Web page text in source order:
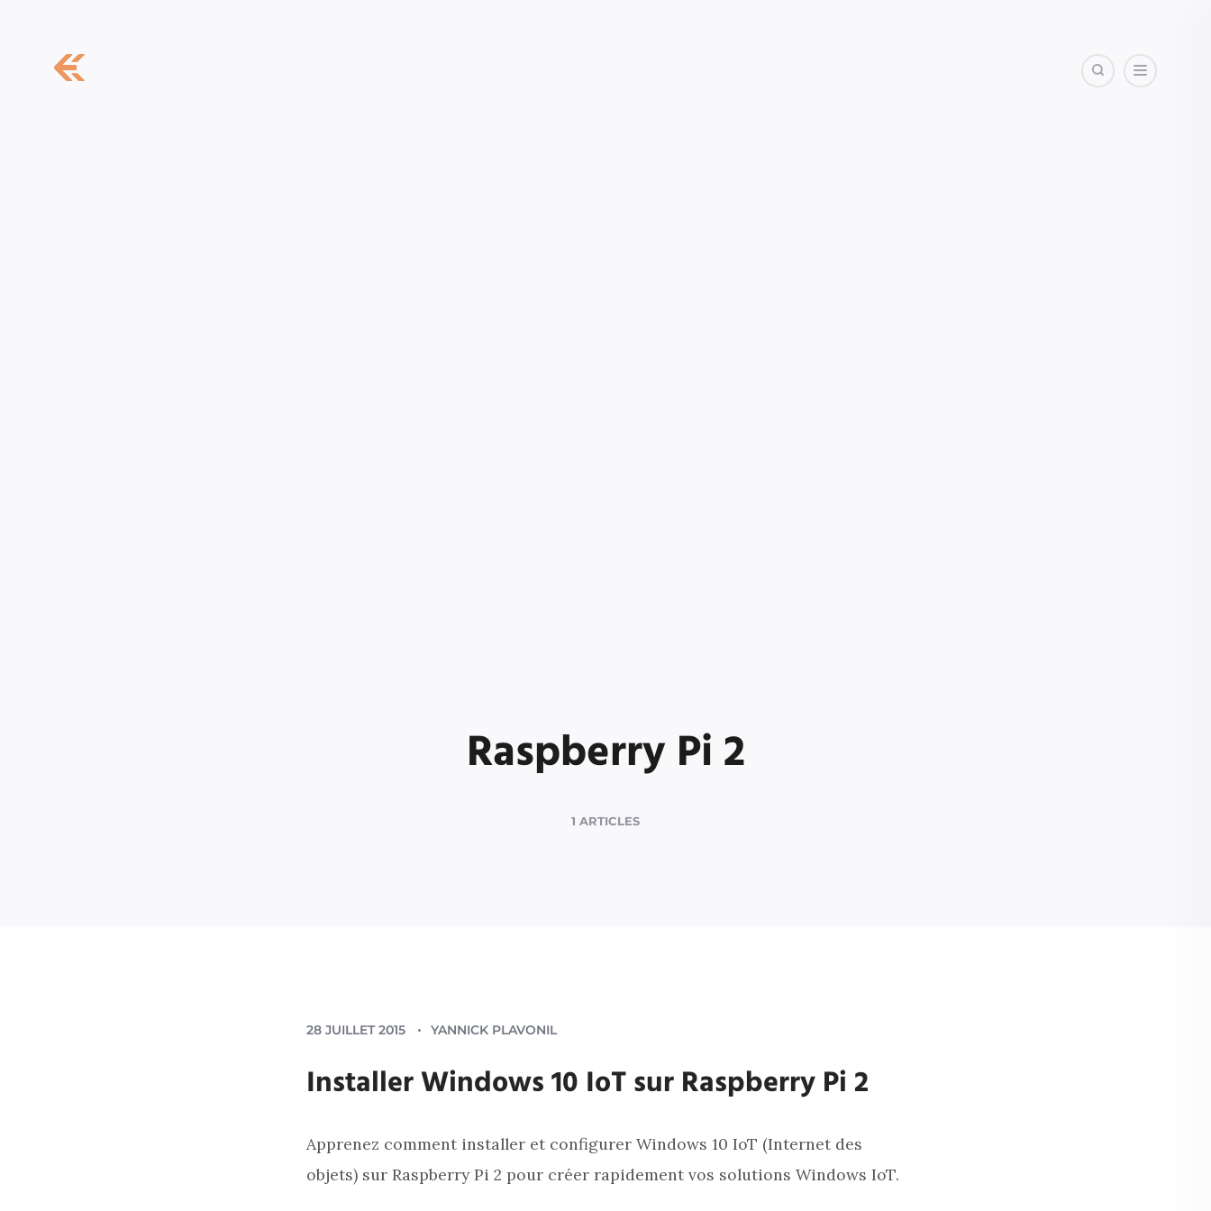
Raspberry Pi 2
1 ARTICLES
28 JUILLET 2015 YANNICK PLAVONIL
Installer Windows 10 IoT sur Raspberry Pi 2
Apprenez comment installer et configurer Windows 10 IoT (Internet des
objets) sur Raspberry Pi 2 pour créer rapidement vos solutions Windows IoT.